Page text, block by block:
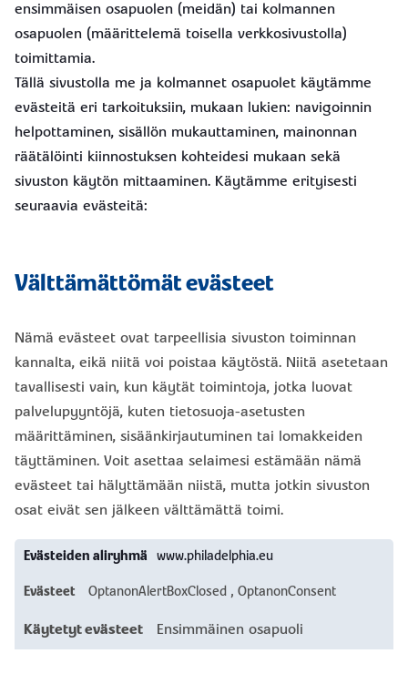
ensimmäisen osapuolen (meidän) tai kolmannen
osapuolen (määrittelemä toisella verkkosivustolla)
toimittamia.
Tällä sivustolla me ja kolmannet osapuolet käytämme
evästeitä eri tarkoituksiin, mukaan lukien: navigoinnin
helpottaminen, sisällön mukauttaminen, mainonnan
räätälöinti kiinnostuksen kohteidesi mukaan sekä
sivuston käytön mittaaminen. Käytämme erityisesti
seuraavia evästeitä:
Välttämättömät evästeet
Nämä evästeet ovat tarpeellisia sivuston toiminnan
kannalta, eikä niitä voi poistaa käytöstä. Niitä asetetaan
tavallisesti vain, kun käytät toimintoja, jotka luovat
palvelupyyntöjä, kuten tietosuoja-asetusten
määrittäminen, sisäänkirjautuminen tai lomakkeiden
täyttäminen. Voit asettaa selaimesi estämään nämä
evästeet tai hälyttämään niistä, mutta jotkin sivuston
osat eivät sen jälkeen välttämättä toimi.
Välttämättömät
evästeet
www.philadelphia.eu
OptanonAlertBoxClosed , OptanonConsent
Ensimmäinen osapuoli